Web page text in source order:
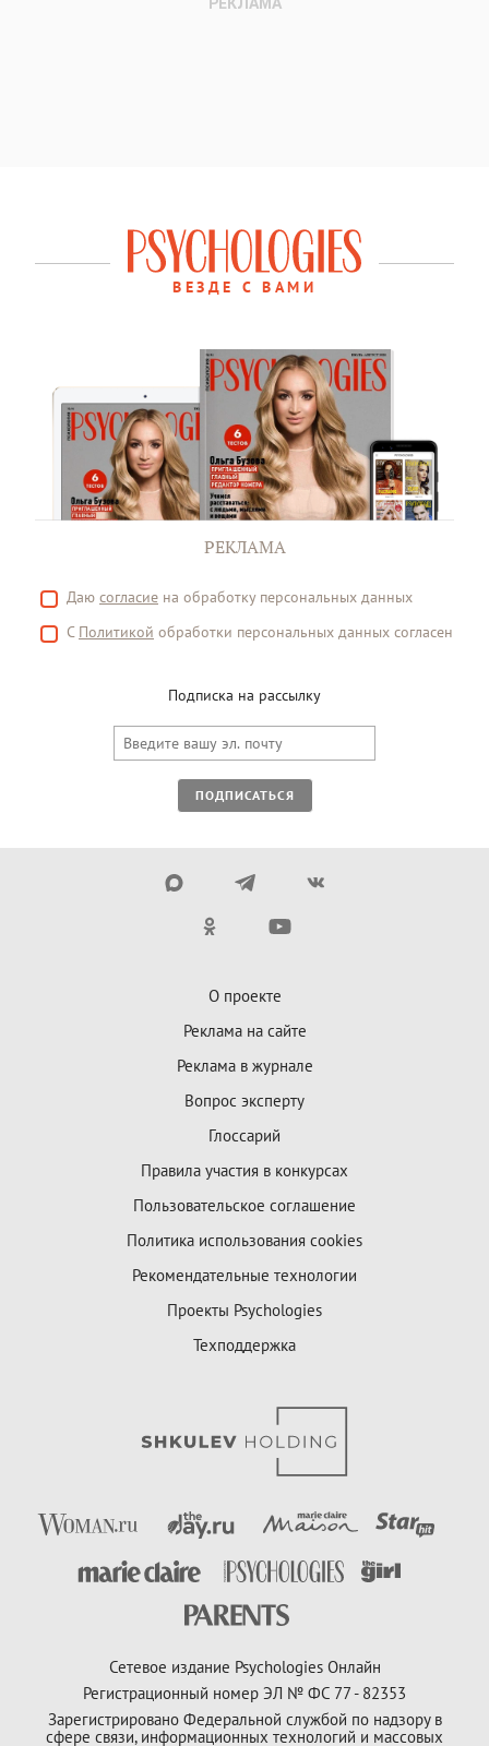
ВЕЗДЕ С ВАМИ
РЕКЛАМА
Даю согласие на обработку персональных данных
С Политикой обработки персональных данных согласен
Подписка на рассылку
ПОДПИСАТЬСЯ
О проекте
Реклама на сайте
Реклама в журнале
Вопрос эксперту
Глоссарий
Правила участия в конкурсах
Пользовательское соглашение
Политика использования cookies
Рекомендательные технологии
Проекты Psychologies
Техподдержка
Сетевое издание Psychologies Онлайн
Регистрационный номер ЭЛ № ФС 77 - 82353
Зарегистрировано Федеральной службой по надзору в
сфере связи, информационных технологий и массовых